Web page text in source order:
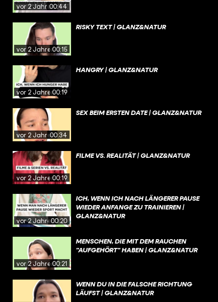
vor 2 Jahren00:44
vor 2 Jahren00:15
RISKY TEXT | GLANZ&NATUR
vor 2 Jahren00:19
HANGRY | GLANZ&NATUR
vor 2 Jahren00:34
SEX BEIM ERSTEN DATE | GLANZ&NATUR
vor 2 Jahren00:19
FILME VS. REALITÄT | GLANZ&NATUR
vor 2 Jahren00:20
ICH, WENN ICH NACH LÄNGERER PAUSE
WIEDER ANFANGE ZU TRAINIEREN |
GLANZ&NATUR
vor 2 Jahren00:21
MENSCHEN, DIE MIT DEM RAUCHEN
"AUFGEHÖRT" HABEN | GLANZ&NATUR
WENN DU IN DIE FALSCHE RICHTUNG
LÄUFST | GLANZ&NATUR